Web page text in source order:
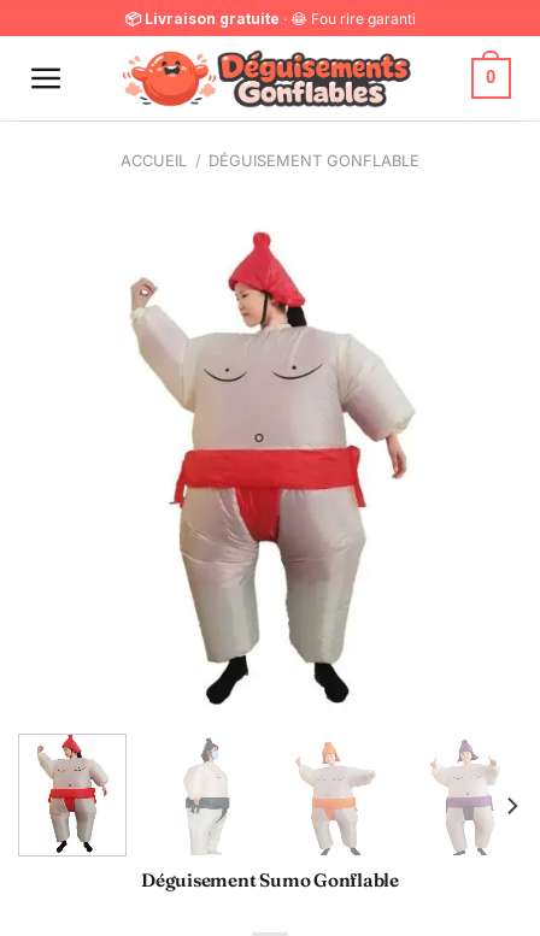
au
contenu
📦 Livraison gratuite · 😂 Fou rire garanti
0
ACCUEIL / DÉGUISEMENT GONFLABLE
Déguisement Sumo Gonflable